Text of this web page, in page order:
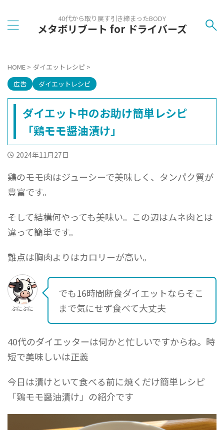
40代から取り戻す引き締まったBODY
メタボリブート for ドライバーズ
HOME > ダイエットレシピ >
広告
ダイエットレシピ
ダイエット中のお助け簡単レシピ
「鶏モモ醤油漬け」
2024年11月27日
鶏のモモ肉はジューシーで美味しく、タンパク質が
豊富です。
そして結構何やっても美味い。この辺はムネ肉とは
違って簡単です。
難点は胸肉よりはカロリーが高い。
ぷにぷに
でも16時間断食ダイエットならそこ
まで気にせず食べて大丈夫
40代のダイエッターは何かと忙しいですからね。時
短で美味しいは正義
今日は漬けといて食べる前に焼くだけ簡単レシピ
「鶏モモ醤油漬け」の紹介です